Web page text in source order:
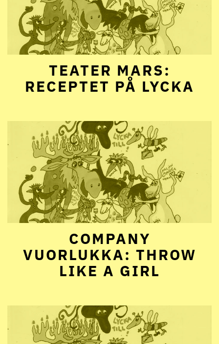
TEATER MARS:
RECEPTET PÅ LYCKA
COMPANY
VUORLUKKA: THROW
LIKE A GIRL